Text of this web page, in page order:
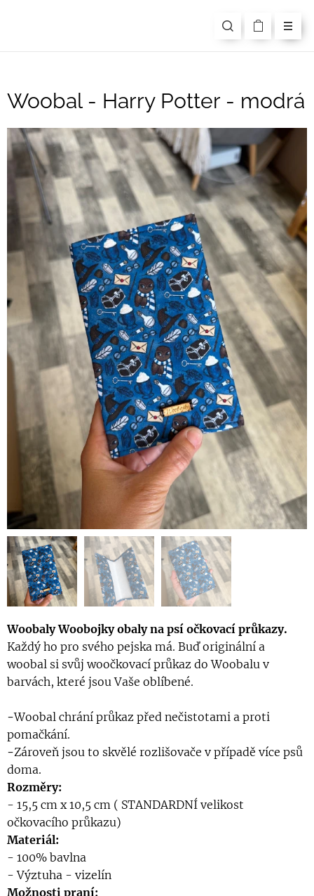
Woobal - Harry Potter - modrá
Woobaly Woobojky obaly na psí očkovací průkazy.
Každý ho pro svého pejska má. Buď originální a
woobal si svůj woočkovací průkaz do Woobalu v
barvách, které jsou Vaše oblíbené.
-Woobal chrání průkaz před nečistotami a proti
pomačkání.
-Zároveň jsou to skvělé rozlišovače v případě více psů
doma.
Rozměry:
- 15,5 cm x 10,5 cm ( STANDARDNÍ velikost
očkovacího průkazu)
Materiál:
- 100% bavlna
- Výztuha - vizelín
Možnosti praní: